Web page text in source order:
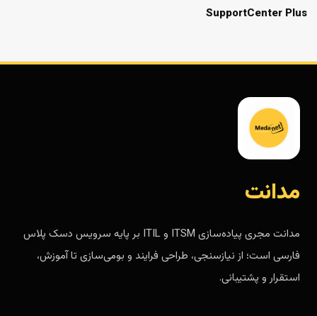
SupportCenter Plus
مدانت
مدانت مجری پیاده‌سازی ITSM و ITIL بر پایه سرویس دسک پلاس
فارسی است؛ از نیازسنجی، طراحی فرایند و بومی‌سازی تا آموزش،
استقرار و پشتیبانی.